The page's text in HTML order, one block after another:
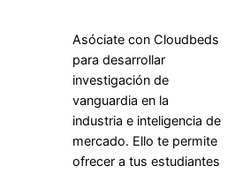
Asóciate con Cloudbeds
para desarrollar
investigación de
vanguardia en la
industria e inteligencia de
mercado. Ello te permite
ofrecer a tus estudiantes